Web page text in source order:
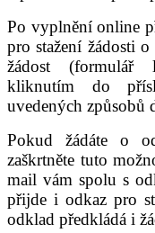
Po vyplnění online
pro stažení žádosti
žádost (formulář
kliknutím do
uvedených způsobů
Pokud žádáte o
zaškrtněte tuto
mail vám spolu s
přijde i odkaz pro
odklad předkládá i